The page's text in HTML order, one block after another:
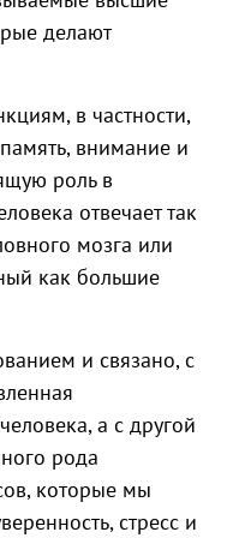
делают
в частности,
внимание и
роль в
отвечает так
мозга или
как большие
и связано, с
а с другой
рода
которые мы
стресс и